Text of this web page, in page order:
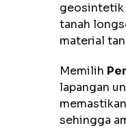
geosintetik
tanah
material
Memilih
lapangan
sehingga